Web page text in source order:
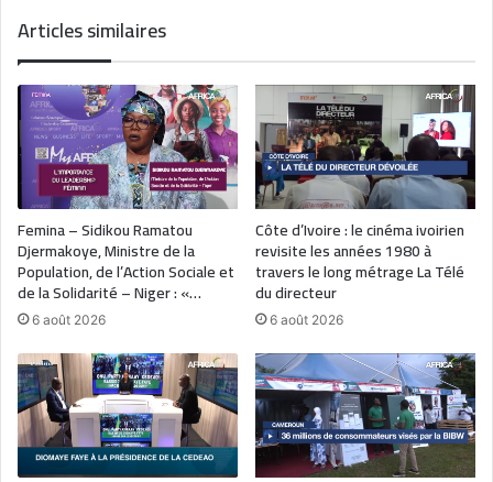
Articles similaires
Femina – Sidikou Ramatou
Djermakoye, Ministre de la
Population, de l’Action Sociale et
de la Solidarité – Niger : «…
6 août 2026
Côte d’Ivoire : le cinéma ivoirien
revisite les années 1980 à
travers le long métrage La Télé
du directeur
6 août 2026